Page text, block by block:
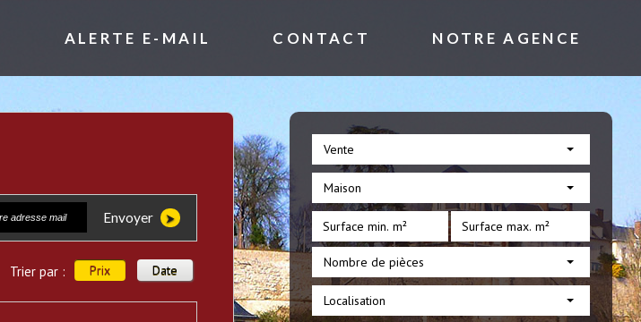
ALERTE E-MAIL CONTACT NOTRE AGENCE
Vente
Maison
Nombre de pièces
Localisation
Envoyer
Trier par : Prix Date